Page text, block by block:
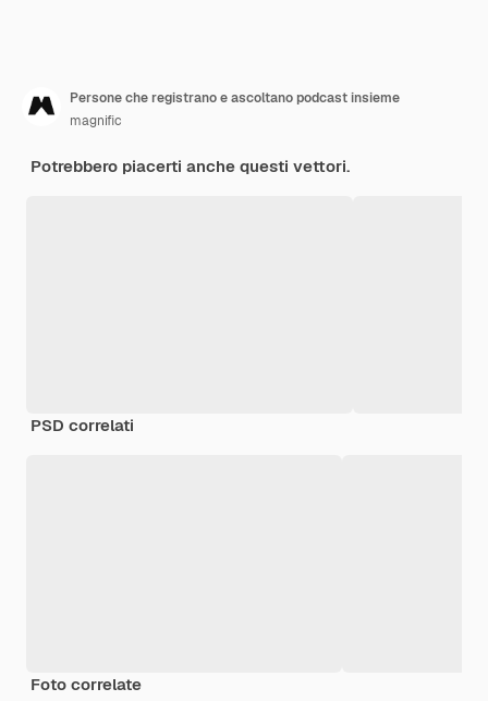
Persone che registrano e ascoltano podcast insieme
magnific
Potrebbero piacerti anche questi vettori.
PSD correlati
Foto correlate